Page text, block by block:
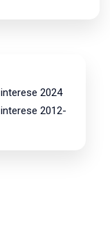
2024
2012-